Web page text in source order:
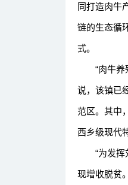
同打造肉牛
链的生态循
式。
“肉牛养殖
说，该镇已
范区。其中
西乡级现代
“为发挥刘
现增收脱贫